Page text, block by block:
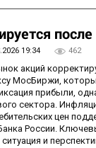
19:34 462
акций
МосБиржи,
прибыли,
сектора.
цен
России.
и